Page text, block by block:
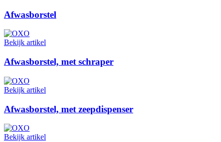
Afwasborstel
Bekijk artikel
Afwasborstel, met schraper
Bekijk artikel
Afwasborstel, met zeepdispenser
Bekijk artikel